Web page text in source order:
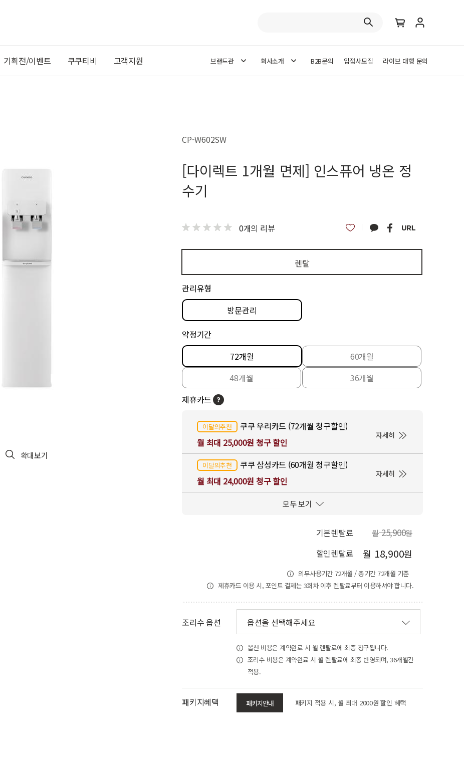
기획전/이벤트 쿠쿠티비 고객지원 브랜드관 회사소개 B2B문의 입점사모집 라이브 대행 문의
확대보기
CP-W602SW
[다이렉트 1개월 면제] 인스퓨어 냉온 정
수기
0개의 리뷰
렌탈
관리유형
방문관리
약정기간
72개월
60개월
48개월
36개월
제휴카드
이달의추천
쿠쿠 우리카드 (72개월 청구할인)
월 최대 25,000원 청구 할인
자세히
이달의추천
쿠쿠 삼성카드 (60개월 청구할인)
월 최대 24,000원 청구 할인
자세히
모두 보기
기본렌탈료 월25,900원
할인렌탈료 월 18,900원
의무사용기간 72개월 / 총기간 72개월 기준
제휴카드 이용 시, 포인트 결제는 3회차 이후 렌탈료부터 이용하셔야 합니다.
조리수 옵션 옵션을 선택해주세요
옵션 비용은 계약완료 시 월 렌탈료에 최종 청구됩니다.
조리수 비용은 계약완료 시 월 렌탈료에 최종 반영되며, 36개월간
적용.
패키지혜택 패키지안내 패키지 적용 시, 월 최대 2000원 할인 혜택